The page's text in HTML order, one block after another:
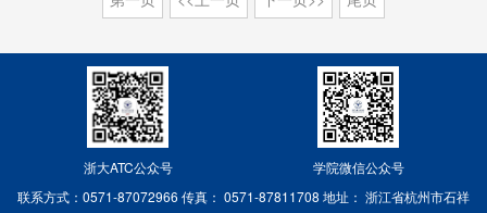
浙大ATC公众号
学院微信公众号
联系方式：0571-87072966 传真： 0571-87811708 地址： 浙江省杭州市石祥